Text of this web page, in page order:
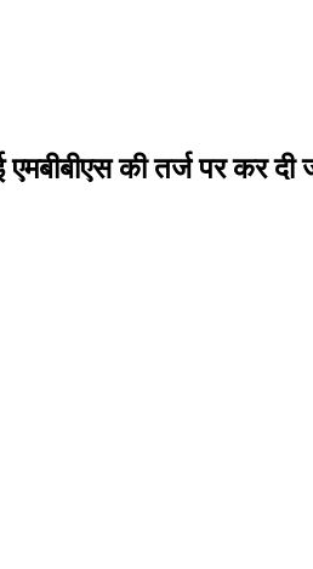
एमबीबीएस की तर्ज पर कर